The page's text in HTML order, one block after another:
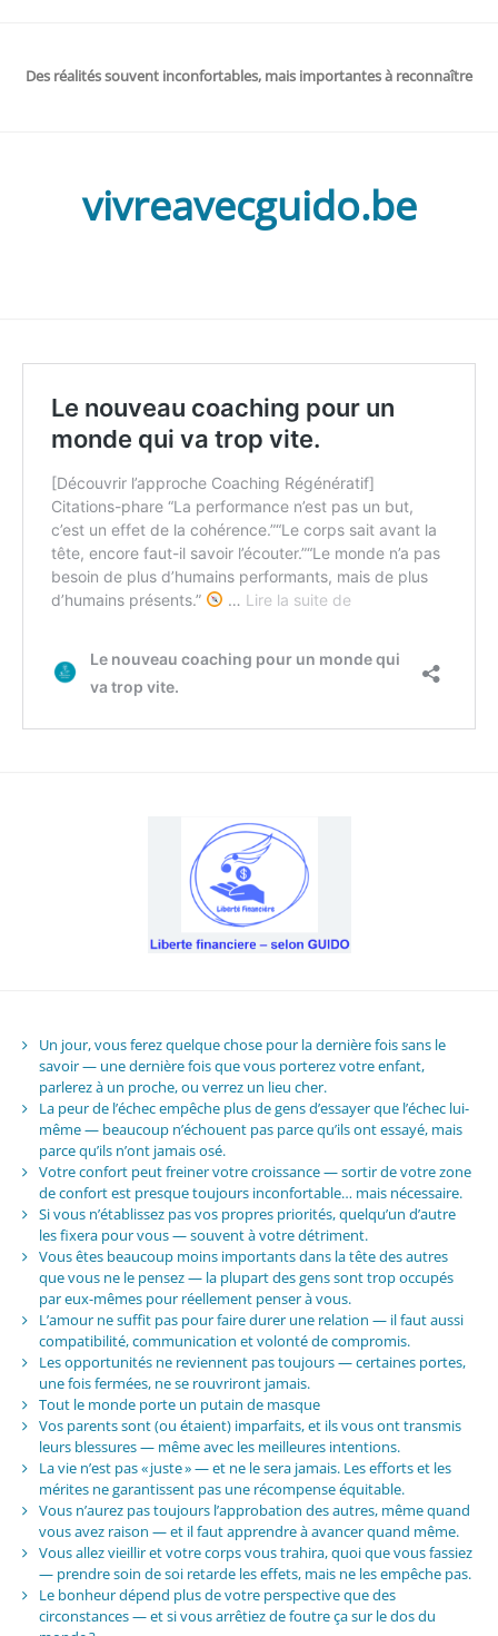
Des réalités souvent inconfortables, mais importantes à reconnaître
vivreavecguido.be
Un jour, vous ferez quelque chose pour la dernière fois sans le
savoir — une dernière fois que vous porterez votre enfant,
parlerez à un proche, ou verrez un lieu cher.
La peur de l’échec empêche plus de gens d’essayer que l’échec lui-
même — beaucoup n’échouent pas parce qu’ils ont essayé, mais
parce qu’ils n’ont jamais osé.
Votre confort peut freiner votre croissance — sortir de votre zone
de confort est presque toujours inconfortable… mais nécessaire.
Si vous n’établissez pas vos propres priorités, quelqu’un d’autre
les fixera pour vous — souvent à votre détriment.
Vous êtes beaucoup moins importants dans la tête des autres
que vous ne le pensez — la plupart des gens sont trop occupés
par eux-mêmes pour réellement penser à vous.
L’amour ne suffit pas pour faire durer une relation — il faut aussi
compatibilité, communication et volonté de compromis.
Les opportunités ne reviennent pas toujours — certaines portes,
une fois fermées, ne se rouvriront jamais.
Tout le monde porte un putain de masque
Vos parents sont (ou étaient) imparfaits, et ils vous ont transmis
leurs blessures — même avec les meilleures intentions.
La vie n’est pas « juste » — et ne le sera jamais. Les efforts et les
mérites ne garantissent pas une récompense équitable.
Vous n’aurez pas toujours l’approbation des autres, même quand
vous avez raison — et il faut apprendre à avancer quand même.
Vous allez vieillir et votre corps vous trahira, quoi que vous fassiez
— prendre soin de soi retarde les effets, mais ne les empêche pas.
Le bonheur dépend plus de votre perspective que des
circonstances — et si vous arrêtiez de foutre ça sur le dos du